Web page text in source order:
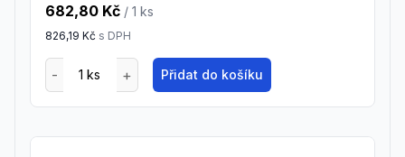
682,80 Kč / 1 ks
826,19 Kč s DPH
Přidat do košíku